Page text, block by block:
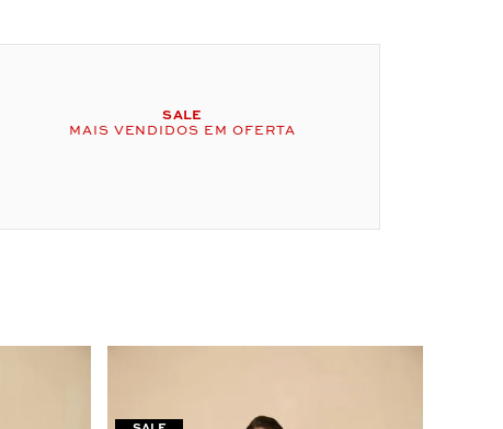
SALE
MAIS VENDIDOS EM OFERTA